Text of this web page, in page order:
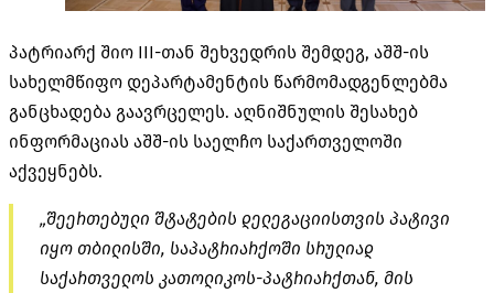
პატრიარქ შიო III-თან შეხვედრის შემდეგ, აშშ-ის
სახელმწიფო დეპარტამენტის წარმომადგენლებმა
განცხადება გაავრცელეს. აღნიშნულის შესახებ
ინფორმაციას აშშ-ის საელჩო საქართველოში
აქვეყნებს.
„შეერთებული შტატების დელეგაციისთვის პატივი
იყო თბილისში, საპატრიარქოში სრულიად
საქართველოს კათოლიკოს-პატრიარქთან, მის